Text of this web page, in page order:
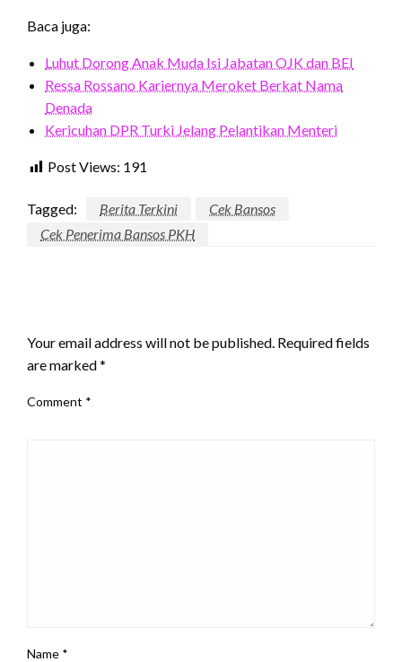
Baca juga:
Luhut Dorong Anak Muda Isi Jabatan OJK dan BEI
Ressa Rossano Kariernya Meroket Berkat Nama
Denada
Kericuhan DPR Turki Jelang Pelantikan Menteri
Post Views: 191
Tagged: Berita Terkini
Cek Bansos
Cek Penerima Bansos PKH
Your email address will not be published. Required fields
are marked*
Comment *
Name *